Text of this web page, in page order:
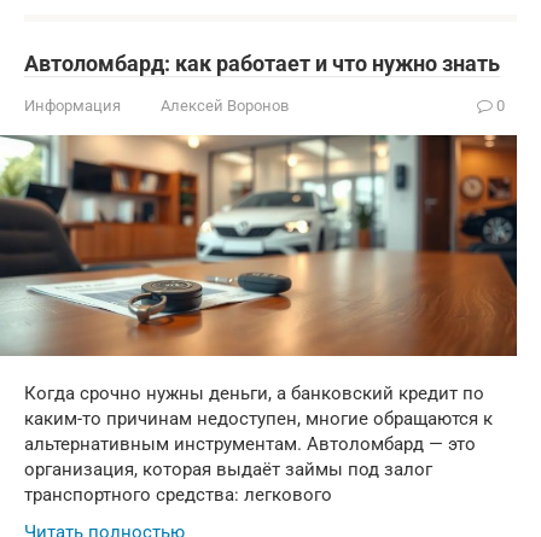
Автоломбард: как работает и что нужно знать
Информация Алексей Воронов 0
Когда срочно нужны деньги, а банковский кредит по
каким-то причинам недоступен, многие обращаются к
альтернативным инструментам. Автоломбард — это
организация, которая выдаёт займы под залог
транспортного средства: легкового